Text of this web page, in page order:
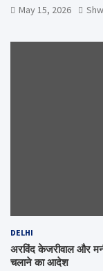
May 15, 2026
DELHI
अरविंद केजरीवाल और
चलाने का आदेश